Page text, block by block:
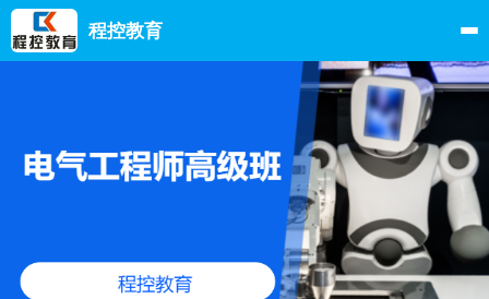
程控教育